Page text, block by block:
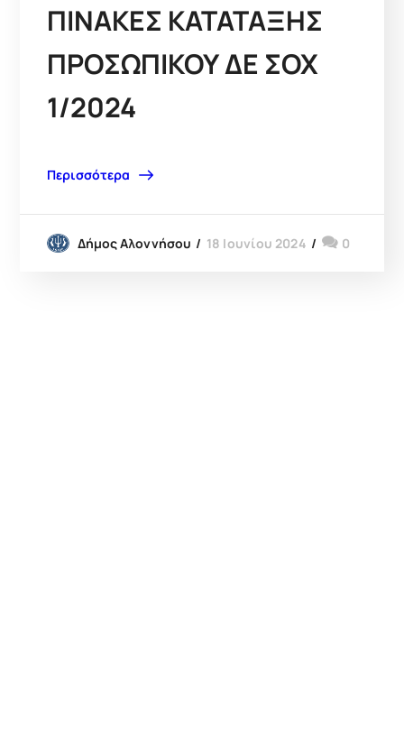
ΠΙΝΑΚΕΣ ΚΑΤΑΤΑΞΗΣ
ΠΡΟΣΩΠΙΚΟΥ ΔΕ ΣΟΧ
1/2024
Περισσότερα
Δήμος Αλοννήσου 18 Ιουνίου 2024 0